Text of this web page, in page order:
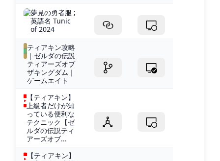
夢見の勇者服 ;
英語名 Tunic
of 2024
ティアキン攻略
｜ゼルダの伝説
ティアーズオブ
ザキングダム｜
ゲームエイト
【ティアキン】
上級者だけが知
っている便利な
テクニック【ゼ
ルダの伝説ティ
アーズオブ...
【ティアキン】